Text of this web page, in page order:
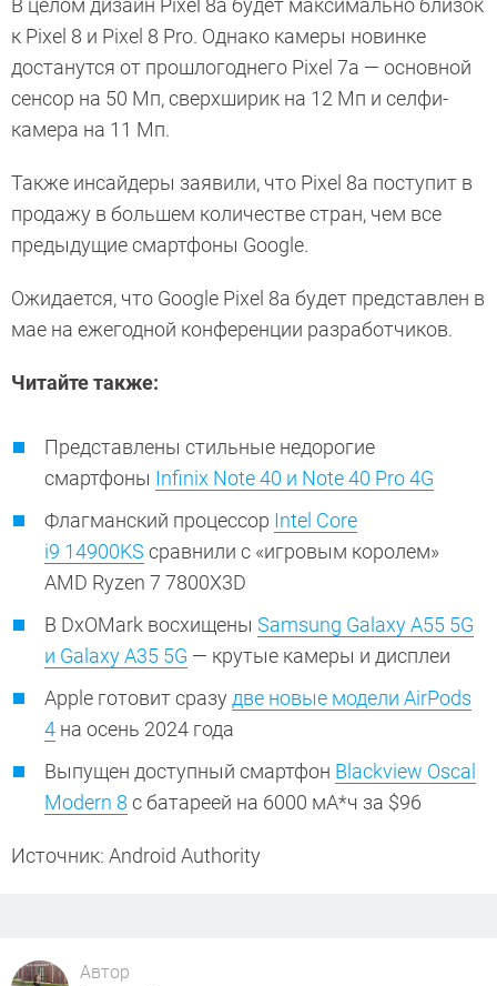
В целом дизайн Pixel 8a будет максимально близок
к Pixel 8 и Pixel 8 Pro. Однако камеры новинке
достанутся от прошлогоднего Pixel 7a — основной
сенсор на 50 Мп, сверхширик на 12 Мп и селфи-
камера на 11 Мп.
Также инсайдеры заявили, что Pixel 8a поступит в
продажу в большем количестве стран, чем все
предыдущие смартфоны Google.
Ожидается, что Google Pixel 8a будет представлен в
мае на ежегодной конференции разработчиков.
Читайте также:
Представлены стильные недорогие
смартфоны Infinix Note 40 и Note 40 Pro 4G
Флагманский процессор Intel Core
i9 14900KS сравнили с «игровым королем»
AMD Ryzen 7 7800X3D
В DxOMark восхищены Samsung Galaxy A55 5G
и Galaxy A35 5G — крутые камеры и дисплеи
Apple готовит сразу две новые модели AirPods
4 на осень 2024 года
Выпущен доступный смартфон Blackview Oscal
Modern 8 с батареей на 6000 мА*ч за $96
Источник: Android Authority
Автор